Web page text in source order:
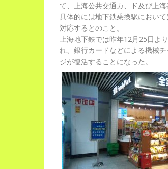
て、上海公共交通カ、ド及び上
具体的には地下鉄乗換駅におい
対応するとのこと。
上海地下鉄では昨年12月25日よ
れ、銀行カードなどによる機械
ジが復活することになった。